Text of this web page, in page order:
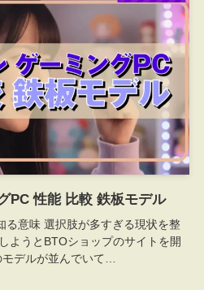
PC 性能 比較 鉄板モデル
る意味 選択肢が多すぎる現状を整
ようとBTOショップのサイトを開
デルが並んでいて…